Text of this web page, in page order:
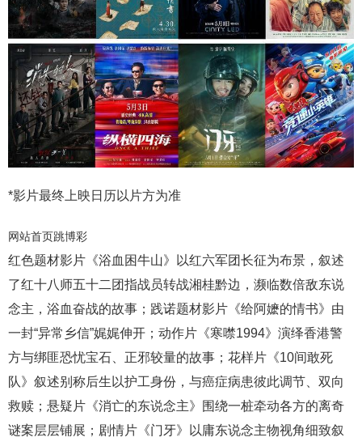
*影片最终上映日历以片方为准
网站首页跳博彩
红色题材影片《浴血困牛山》以红六军团长征为布景，叙述
了红十八师五十二团指战员转战湘桂黔边，濒临数倍敌东说
念主，浴血奋战的故事；践诺题材影片《给阿嬷的情书》由
一封“异常乡信”娓娓伸开；动作片《寒噤1994》演绎香港警
方与绑匪恐忧宝石、正邪较量的故事；花样片《10间敢死
队》叙述别称后生以护工身份，与癌症病患彼此调节、双向
救赎；悬疑片《消亡的东说念主》围绕一桩牵动各方的离奇
谜案层层铺展；剧情片《门牙》以庸东说念主物视角细致叙